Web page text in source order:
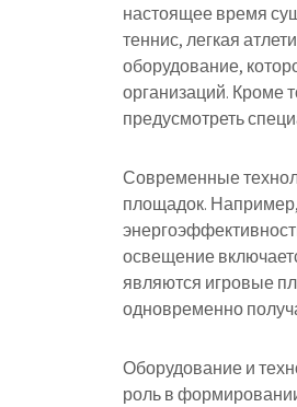
настоящее время
теннис, легкая
оборудование,
организаций. Кроме
предусмотреть
Современные
площадок.
освещение
являются игровые
одновременно
Оборудование и
роль в